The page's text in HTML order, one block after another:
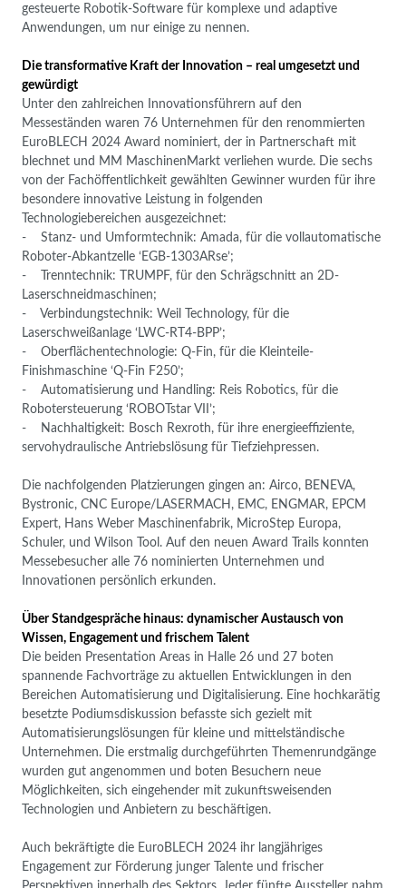
gesteuerte Robotik-Software für komplexe und adaptive
Anwendungen, um nur einige zu nennen.
Die transformative Kraft der Innovation – real umgesetzt und
gewürdigt
Unter den zahlreichen Innovationsführern auf den
Messeständen waren 76 Unternehmen für den renommierten
EuroBLECH 2024 Award nominiert, der in Partnerschaft mit
blechnet und MM MaschinenMarkt verliehen wurde. Die sechs
von der Fachöffentlichkeit gewählten Gewinner wurden für ihre
besondere innovative Leistung in folgenden
Technologiebereichen ausgezeichnet:
- Stanz- und Umformtechnik: Amada, für die vollautomatische
Roboter-Abkantzelle ‘EGB-1303ARse’;
- Trenntechnik: TRUMPF, für den Schrägschnitt an 2D-
Laserschneidmaschinen;
- Verbindungstechnik: Weil Technology, für die
Laserschweißanlage ‘LWC-RT4-BPP’;
- Oberflächentechnologie: Q-Fin, für die Kleinteile-
Finishmaschine ‘Q-Fin F250’;
- Automatisierung und Handling: Reis Robotics, für die
Robotersteuerung ‘ROBOTstar VII’;
- Nachhaltigkeit: Bosch Rexroth, für ihre energieeffiziente,
servohydraulische Antriebslösung für Tiefziehpressen.
Die nachfolgenden Platzierungen gingen an: Airco, BENEVA,
Bystronic, CNC Europe/LASERMACH, EMC, ENGMAR, EPCM
Expert, Hans Weber Maschinenfabrik, MicroStep Europa,
Schuler, und Wilson Tool. Auf den neuen Award Trails konnten
Messebesucher alle 76 nominierten Unternehmen und
Innovationen persönlich erkunden.
Über Standgespräche hinaus: dynamischer Austausch von
Wissen, Engagement und frischem Talent
Die beiden Presentation Areas in Halle 26 und 27 boten
spannende Fachvorträge zu aktuellen Entwicklungen in den
Bereichen Automatisierung und Digitalisierung. Eine hochkarätig
besetzte Podiumsdiskussion befasste sich gezielt mit
Automatisierungslösungen für kleine und mittelständische
Unternehmen. Die erstmalig durchgeführten Themenrundgänge
wurden gut angenommen und boten Besuchern neue
Möglichkeiten, sich eingehender mit zukunftsweisenden
Technologien und Anbietern zu beschäftigen.
Auch bekräftigte die EuroBLECH 2024 ihr langjähriges
Engagement zur Förderung junger Talente und frischer